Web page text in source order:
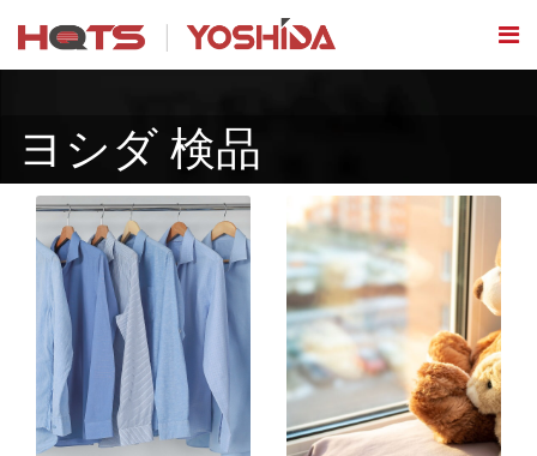
ヨシダ 検品